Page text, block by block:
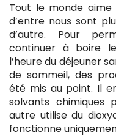
Tout le monde
d’entre nous sont
d’autre. Pour
continuer à boire
l’heure du déjeuner
de sommeil, des
été mis au point. Il
solvants chimiques
autre utilise du
fonctionne